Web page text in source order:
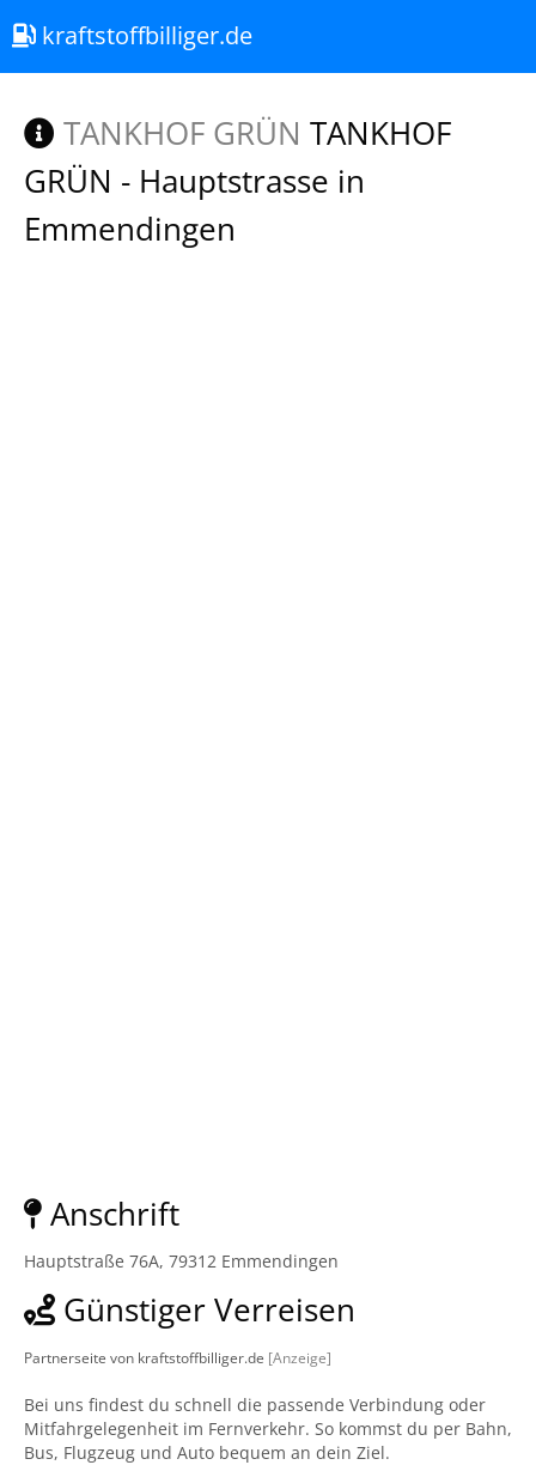
kraftstoffbilliger.de
TANKHOF GRÜN TANKHOF
GRÜN - Hauptstrasse in
Emmendingen
Anschrift
Hauptstraße 76A, 79312 Emmendingen
Günstiger Verreisen
Partnerseite von kraftstoffbilliger.de [Anzeige]
Bei uns findest du schnell die passende Verbindung oder
Mitfahrgelegenheit im Fernverkehr. So kommst du per Bahn,
Bus, Flugzeug und Auto bequem an dein Ziel.